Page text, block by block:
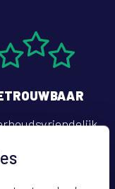
percentage